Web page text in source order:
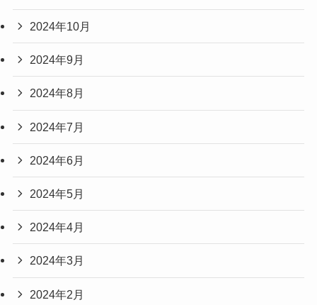
2024年10月
2024年9月
2024年8月
2024年7月
2024年6月
2024年5月
2024年4月
2024年3月
2024年2月